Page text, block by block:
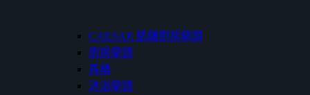
CAESAR 凱薩廚房龍頭
廚房龍頭
馬桶
沐浴龍頭